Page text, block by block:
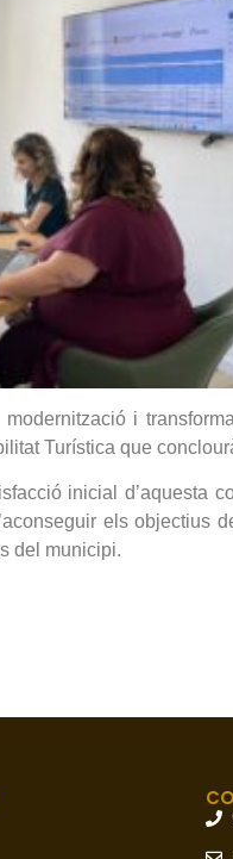
i
Turística que
inicial d’aquesta
els objectius
del municipi.